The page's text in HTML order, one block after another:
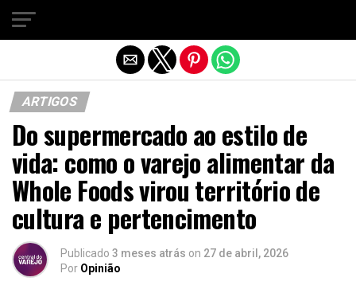
ARTIGOS
Do supermercado ao estilo de
vida: como o varejo alimentar da
Whole Foods virou território de
cultura e pertencimento
Publicado 3 meses atrás on 27 de abril, 2026
Por Opinião